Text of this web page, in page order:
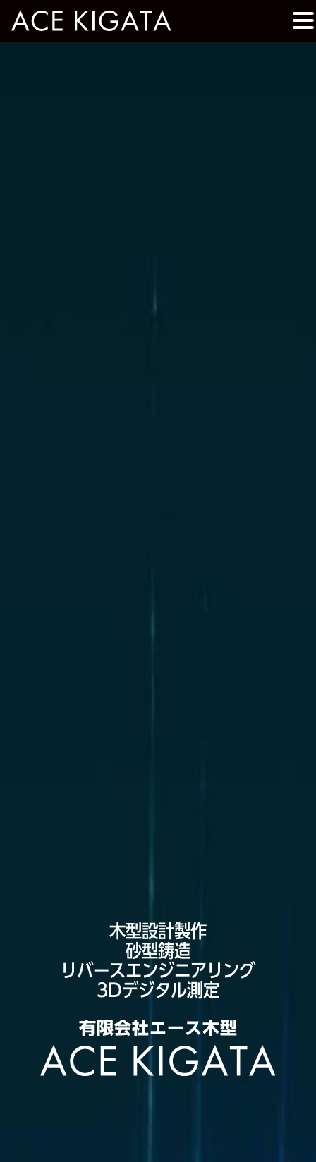
木型設計製作
砂型鋳造
リバースエンジニアリング
3Dデジタル測定